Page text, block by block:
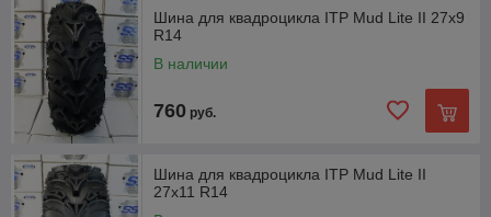
Шина для квадроцикла ITP Mud Lite II 27x9
R14
В наличии
760 руб.
Шина для квадроцикла ITP Mud Lite II
27x11 R14